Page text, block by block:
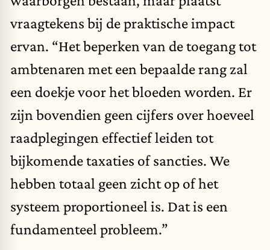
vraagtekens bij de praktische impact
ervan. “Het beperken van de toegang tot
ambtenaren met een bepaalde rang zal
een doekje voor het bloeden worden. Er
zijn bovendien geen cijfers over hoeveel
raadplegingen effectief leiden tot
bijkomende taxaties of sancties. We
hebben totaal geen zicht op of het
systeem proportioneel is. Dat is een
fundamenteel probleem.”